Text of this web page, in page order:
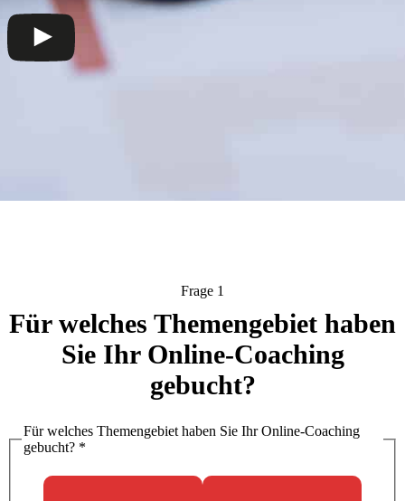
Frage 1
Für welches Themengebiet haben
Sie Ihr Online-Coaching
gebucht?
Für welches Themengebiet haben Sie Ihr Online-Coaching
gebucht? *